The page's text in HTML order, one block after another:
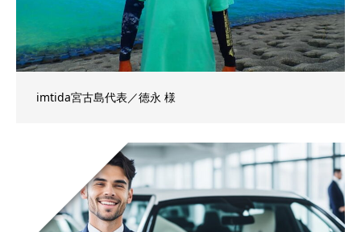
imtida宮古島代表／徳永 様